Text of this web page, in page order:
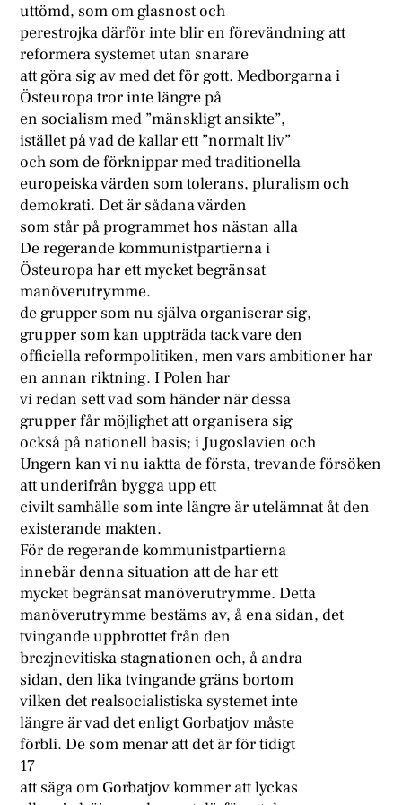
uttömd, som om glasnost och
perestrojka därför inte blir en förevändning att
reformera systemet utan snarare
att göra sig av med det för gott. Medborgarna i
Östeuropa tror inte längre på
en socialism med ”mänskligt ansikte”,
istället på vad de kallar ett ”normalt liv”
och som de förknippar med traditionella
europeiska värden som tolerans, pluralism och
demokrati. Det är sådana värden
som står på programmet hos nästan alla
De regerande kommunistpartierna i
Östeuropa har ett mycket begränsat
manöverutrymme.
de grupper som nu själva organiserar sig,
grupper som kan uppträda tack vare den
officiella reformpolitiken, men vars ambitioner har
en annan riktning. I Polen har
vi redan sett vad som händer när dessa
grupper får möjlighet att organisera sig
också på nationell basis; i Jugoslavien och
Ungern kan vi nu iaktta de första, trevande försöken
att underifrån bygga upp ett
civilt samhälle som inte längre är utelämnat åt den
existerande makten.
För de regerande kommunistpartierna
innebär denna situation att de har ett
mycket begränsat manöverutrymme. Detta
manöverutrymme bestäms av, å ena sidan, det
tvingande uppbrottet från den
brezjnevitiska stagnationen och, å andra
sidan, den lika tvingande gräns bortom
vilken det realsocialistiska systemet inte
längre är vad det enligt Gorbatjov måste
förbli. De som menar att det är för tidigt
17
att säga om Gorbatjov kommer att lyckas